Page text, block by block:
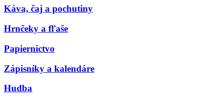
Káva, čaj a pochutiny
Hrnčeky a fľaše
Papiernictvo
Zápisníky a kalendáre
Hudba